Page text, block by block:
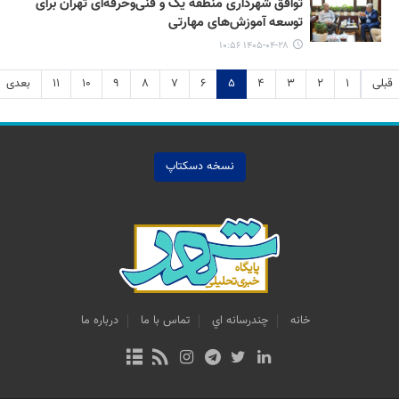
توسعه آموزش‌های مهارتی
۱۴۰۵-۰۴-۲۸ ۱۰:۵۶
قبلی ۱ ۲ ۳ ۴ ۵ ۶ ۷ ۸ ۹ ۱۰ ۱۱ بعدی
نسخه دسکتاپ
خانه چندرسانه اي تماس با ما درباره ما